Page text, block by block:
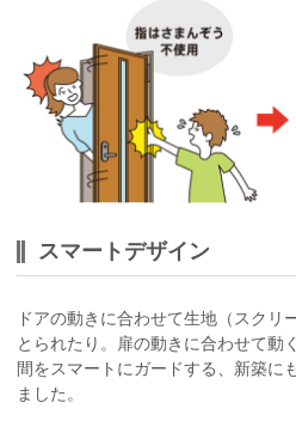
スマートデザイン
ドアの動きに合わせて生地（スクリ
とられたり。扉の動きに合わせて動
間をスマートにガードする、新築に
ました。